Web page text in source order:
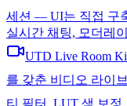
세션 — UI는 직접 구
실시간 채팅, 모더레
UTD Live Room
를 갖춘 비디오 라이
티 필터, LUT 색 보정